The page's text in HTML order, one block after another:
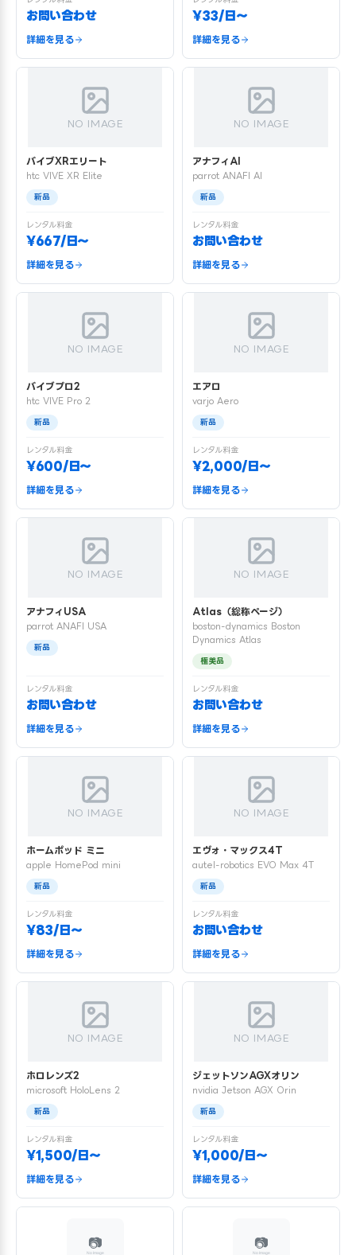
お問い合わせ
詳細を見る
¥33/日〜
詳細を見る
NO IMAGE
バイブXRエリート
htc VIVE XR Elite
新品
レンタル料金
¥667/日〜
詳細を見る
NO IMAGE
アナフィAI
parrot ANAFI AI
新品
レンタル料金
お問い合わせ
詳細を見る
NO IMAGE
バイブプロ2
htc VIVE Pro 2
新品
レンタル料金
¥600/日〜
詳細を見る
NO IMAGE
エアロ
varjo Aero
新品
レンタル料金
¥2,000/日〜
詳細を見る
NO IMAGE
アナフィUSA
parrot ANAFI USA
新品
レンタル料金
お問い合わせ
詳細を見る
NO IMAGE
Atlas（総称ページ）
boston-dynamics Boston
Dynamics Atlas
極美品
レンタル料金
お問い合わせ
詳細を見る
NO IMAGE
ホームポッド ミニ
apple HomePod mini
新品
レンタル料金
¥83/日〜
詳細を見る
NO IMAGE
エヴォ・マックス4T
autel-robotics EVO Max 4T
新品
レンタル料金
お問い合わせ
詳細を見る
NO IMAGE
ホロレンズ2
microsoft HoloLens 2
新品
レンタル料金
¥1,500/日〜
詳細を見る
NO IMAGE
ジェットソンAGXオリン
nvidia Jetson AGX Orin
新品
レンタル料金
¥1,000/日〜
詳細を見る